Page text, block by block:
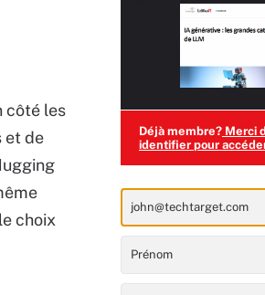
côté les
et de
choix
Déjà membre? Merci
identifier pour